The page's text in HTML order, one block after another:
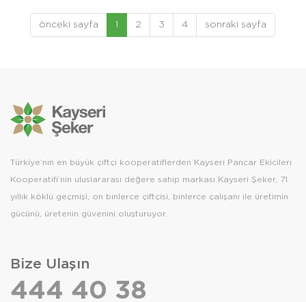
önceki sayfa 1 2 3 4 sonraki sayfa
Türkiye’nin en büyük çiftçi kooperatiflerden Kayseri Pancar Ekicileri
Kooperatifi’nin uluslararası değere sahip markası Kayseri Şeker, 71
yıllık köklü geçmişi, on binlerce çiftçisi, binlerce çalışanı ile üretimin
gücünü, üretenin güvenini oluşturuyor.
Bize Ulaşın
444 40 38